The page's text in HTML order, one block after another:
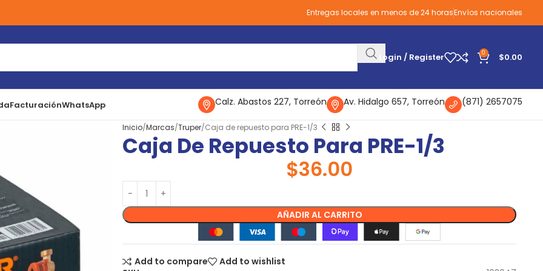
Entregas locales en menos de 24 horasEnvíos nacionales
Login / Register 0 $0.00
FacturaciónWhatsApp Calz. Abastos 227, Torreón Av. Hidalgo 657, Torreón (871) 2657075
Inicio Marcas Truper Caja de repuesto para PRE-1/3
Caja De Repuesto Para PRE-1/3
$36.00
AÑADIR AL CARRITO
Add to compare
Add to wishlist